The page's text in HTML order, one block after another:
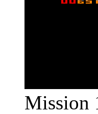
Mission